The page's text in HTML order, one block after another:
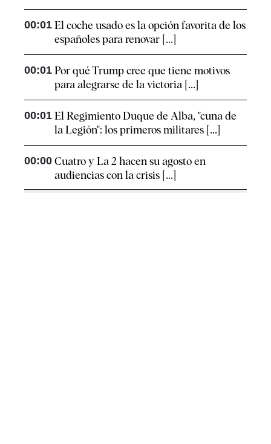
00:01 El coche usado es la opción favorita de los
españoles para renovar [...]
00:01 Por qué Trump cree que tiene motivos
para alegrarse de la victoria [...]
00:01 El Regimiento Duque de Alba, "cuna de
la Legión": los primeros militares [...]
00:00 Cuatro y La 2 hacen su agosto en
audiencias con la crisis [...]